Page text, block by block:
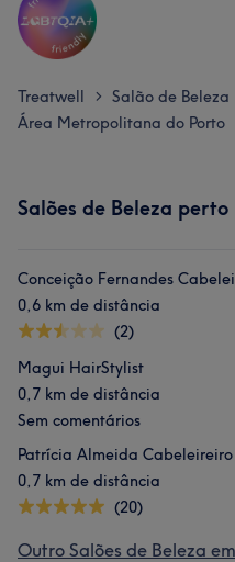
Treatwell > Salão de Beleza
Área Metropolitana do Porto
Salões de Beleza perto
Conceição Fernandes
0,6 km de distância
(2)
Magui HairStylist
0,7 km de distância
Sem comentários
Patrícia Almeida Cabeleireiro
0,7 km de distância
(20)
Outro Salões de Beleza